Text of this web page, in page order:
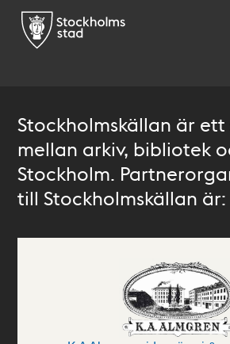
Stockholmskällan är
mellan arkiv, bibliotek
Stockholm.
till Stockholmskällan är: